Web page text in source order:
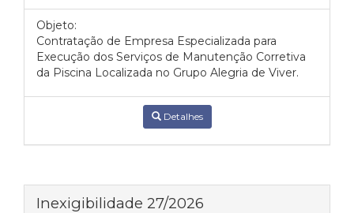
Objeto:
Contratação de Empresa Especializada para
Execução dos Serviços de Manutenção Corretiva
da Piscina Localizada no Grupo Alegria de Viver.
Detalhes
Inexigibilidade 27/2026